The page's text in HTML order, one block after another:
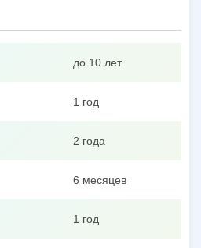
до 10 лет
1 год
2 года
6 месяцев
1 год